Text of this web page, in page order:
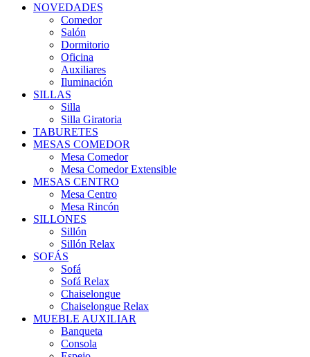
NOVEDADES
Comedor
Salón
Dormitorio
Oficina
Auxiliares
Iluminación
SILLAS
Silla
Silla Giratoria
TABURETES
MESAS COMEDOR
Mesa Comedor
Mesa Comedor Extensible
MESAS CENTRO
Mesa Centro
Mesa Rincón
SILLONES
Sillón
Sillón Relax
SOFÁS
Sofá
Sofá Relax
Chaiselongue
Chaiselongue Relax
MUEBLE AUXILIAR
Banqueta
Consola